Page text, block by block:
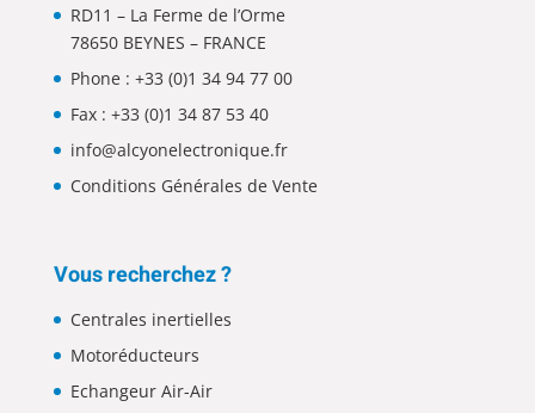
RD11 – La Ferme de l’Orme
78650 BEYNES – FRANCE
Phone : +33 (0)1 34 94 77 00
Fax : +33 (0)1 34 87 53 40
info@alcyonelectronique.fr
Conditions Générales de Vente
Vous recherchez ?
Centrales inertielles
Motoréducteurs
Echangeur Air-Air